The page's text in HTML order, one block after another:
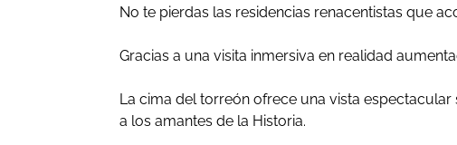
No te pierdas las residencias renacentistas que
Gracias a una visita inmersiva en realidad
La cima del torreón ofrece una vista
a los amantes de la Historia.